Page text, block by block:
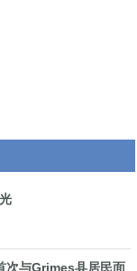
次与Grimes县居民面